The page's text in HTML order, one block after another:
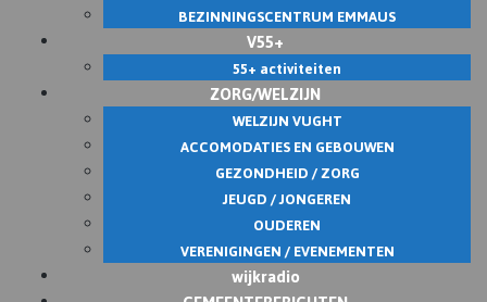
BEZINNINGSCENTRUM EMMAUS
V55+
55+ activiteiten
ZORG/WELZIJN
WELZIJN VUGHT
ACCOMODATIES EN GEBOUWEN
GEZONDHEID / ZORG
JEUGD / JONGEREN
OUDEREN
VERENIGINGEN / EVENEMENTEN
wijkradio